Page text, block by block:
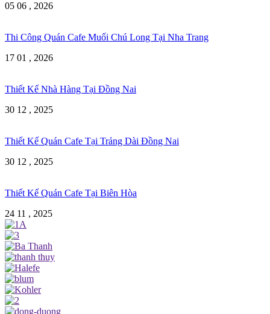
05 06 , 2026
Thi Công Quán Cafe Muối Chú Long Tại Nha Trang
17 01 , 2026
Thiết Kế Nhà Hàng Tại Đồng Nai
30 12 , 2025
Thiết Kế Quán Cafe Tại Trảng Dài Đồng Nai
30 12 , 2025
Thiết Kế Quán Cafe Tại Biên Hòa
24 11 , 2025